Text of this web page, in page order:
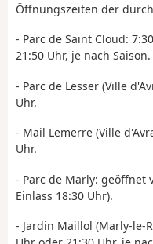
Öffnungszeiten der
- Parc de Saint Cloud:
21:50 Uhr, je nach Saison.
- Parc de Lesser (Ville
Uhr.
- Mail Lemerre (Ville
Uhr.
- Parc de Marly: geöffnet
Einlass 18:30 Uhr).
- Jardin Maillol (Marly-le-